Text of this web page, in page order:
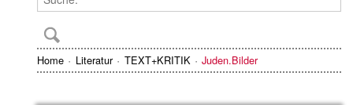
Home Literatur TEXT+KRITIK Juden.Bilder